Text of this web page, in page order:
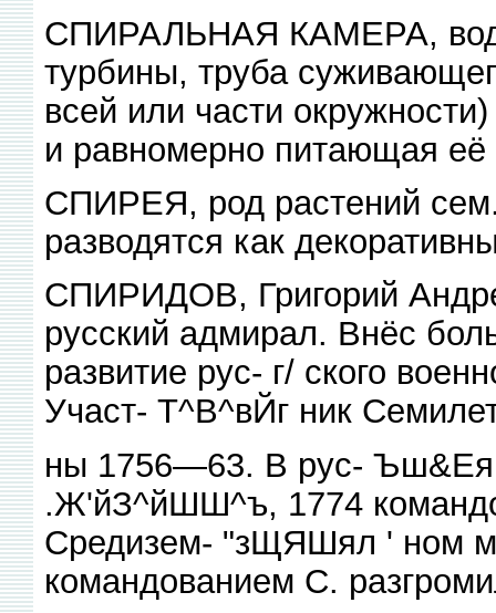
СПИРАЛЬНАЯ КАМЕРА,
турбины, труба
всей или части
и равномерно питающая её
СПИРЕЯ, род растений
разводятся как
СПИРИДОВ, Григорий
русский адмирал. Внёс
развитие рус- г/ ского
Участ- Т^В^вЙг ник
ны 1756—63. В рус-
.Ж'йЗ^йШШ^ъ, 1774
Средизем- "зЩЯШял ' ном
командованием С.